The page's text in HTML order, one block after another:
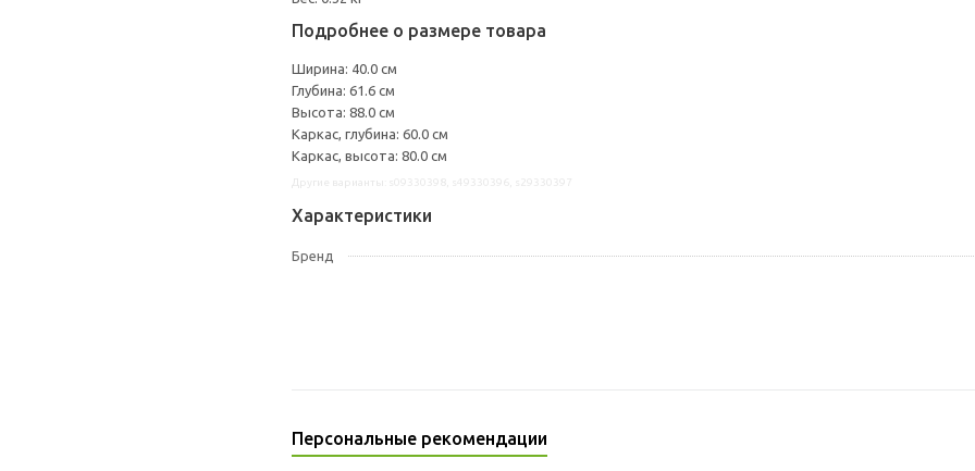
Подробнее о размере товара
Ширина: 40.0 см
Глубина: 61.6 см
Высота: 88.0 см
Каркас, глубина: 60.0 см
Каркас, высота: 80.0 см
Характеристики
Бренд
Персональные рекомендации